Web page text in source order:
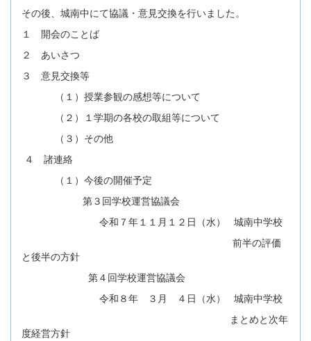
その後、城南中にて協議・意見交換を行いました。
１ 開会のことば
２ あいさつ
３ 意見交換等
（１）授業参観の感想等について
（２）１学期の各校の取組等について
（３）その他
４ 諸連絡
（１）今後の開催予定
第３回学校運営協議会
令和７年１１月１２日（水） 城南中学校
前半の評価
と後半の方針
第４回学校運営協議会
令和８年 ３月 ４日（水） 城南中学校
まとめと次年
度経営方針